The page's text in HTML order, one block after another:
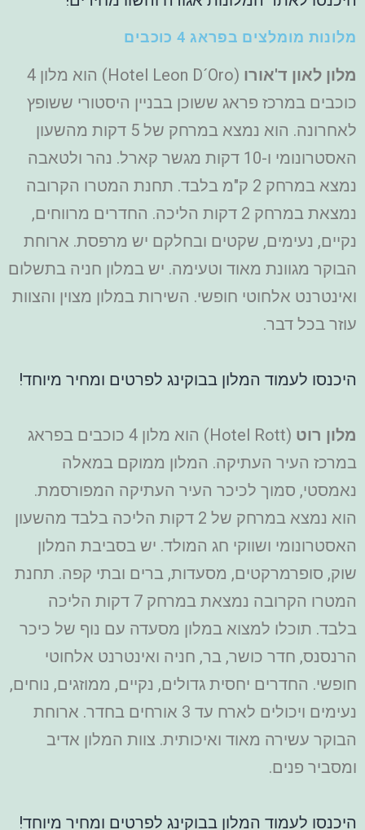
מלונות מומלצים בפראג 4 כוכבים
מלון לאון ד'אורו
(Hotel Leon D´Oro) הוא מלון 4
כוכבים במרכז פראג ששוכן בבניין היסטורי ששופץ
לאחרונה. הוא נמצא במרחק של 5 דקות מהשעון
האסטרונומי ו-10 דקות מגשר קארל. נהר ולטאבה
נמצא במרחק 2 ק"מ בלבד. תחנת המטרו הקרובה
נמצאת במרחק 2 דקות הליכה. החדרים מרווחים,
נקיים, נעימים, שקטים ובחלקם יש מרפסת. ארוחת
הבוקר מגוונת מאוד וטעימה. יש במלון חניה בתשלום
ואינטרנט אלחוטי חופשי. השירות במלון מצוין והצוות
עוזר בכל דבר.
היכנסו לעמוד המלון בבוקינג לפרטים ומחיר מיוחד!
מלון רוט
(Hotel Rott) הוא מלון 4 כוכבים בפראג
במרכז העיר העתיקה. המלון ממוקם במאלה
נאמסטי, סמוך לכיכר העיר העתיקה המפורסמת.
הוא נמצא במרחק של 2 דקות הליכה בלבד מהשעון
האסטרונומי ושווקי חג המולד. יש בסביבת המלון
שוק, סופרמרקטים, מסעדות, ברים ובתי קפה. תחנת
המטרו הקרובה נמצאת במרחק 7 דקות הליכה
בלבד. תוכלו למצוא במלון מסעדה עם נוף של כיכר
הרנסנס, חדר כושר, בר, חניה ואינטרנט אלחוטי
חופשי. החדרים יחסית גדולים, נקיים, ממוזגים, נוחים,
נעימים ויכולים לארח עד 3 אורחים בחדר. ארוחת
הבוקר עשירה מאוד ואיכותית. צוות המלון אדיב
ומסביר פנים.
היכנסו לעמוד המלון בבוקינג לפרטים ומחיר מיוחד!